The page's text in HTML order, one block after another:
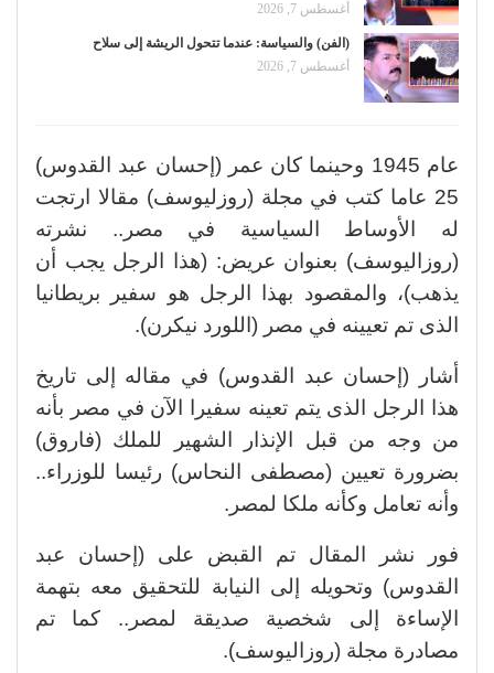
أغسطس 7, 2026
(الفن) والسياسة: عندما تتحول الريشة إلى سلاح
أغسطس 7, 2026
عام 1945 وحينما كان عمر (إحسان عبد القدوس)
25 عاما كتب في مجلة (روزليوسف) مقالا ارتجت
له الأوساط السياسية في مصر.. نشرته
(روزاليوسف) بعنوان عريض: (هذا الرجل يجب أن
يذهب)، والمقصود بهذا الرجل هو سفير بريطانيا
الذى تم تعيينه في مصر (اللورد نيكرن).
أشار (إحسان عبد القدوس) في مقاله إلى تاريخ
هذا الرجل الذى يتم تعينه سفيرا الآن في مصر بأنه
من وجه من قبل الإنذار الشهير للملك (فاروق)
بضرورة تعيين (مصطفى النحاس) رئيسا للوزراء..
وأنه تعامل وكأنه ملكا لمصر.
فور نشر المقال تم القبض على (إحسان عبد
القدوس) وتحويله إلى النيابة للتحقيق معه بتهمة
الإساءة إلى شخصية صديقة لمصر.. كما تم
مصادرة مجلة (روزاليوسف).